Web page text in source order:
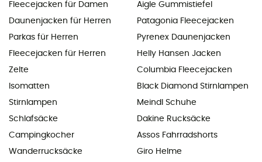
Fleecejacken für Damen
Daunenjacken für Herren
Parkas für Herren
Fleecejacken für Herren
Zelte
Isomatten
Stirnlampen
Schlafsäcke
Campingkocher
Wanderrucksäcke
Aigle Gummistiefel
Patagonia Fleecejacken
Pyrenex Daunenjacken
Helly Hansen Jacken
Columbia Fleecejacken
Black Diamond Stirnlampen
Meindl Schuhe
Dakine Rucksäcke
Assos Fahrradshorts
Giro Helme